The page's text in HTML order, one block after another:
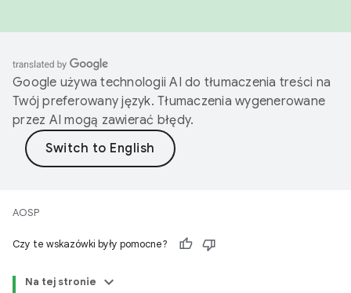
Google używa technologii AI do tłumaczenia treści na
Twój preferowany język. Tłumaczenia wygenerowane
przez AI mogą zawierać błędy.
AOSP
Czy te wskazówki były pomocne?
Na tej stronie